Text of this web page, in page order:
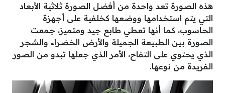
هذه الصورة تعد واحدة من أفضل الصورة ثلاثية الأبعاد
التي يتم استخدامها ووضعها كخلفية على أجهزة
الحاسوب، كما أنها تعطي طابع جيد ومتميز، جمعت
الصورة بين الطبيعة الجميلة والأرض الخضراء والشجر
الذي يحتوي على التفاح، الأمر الذي جعلها تبدو من الصور
الفريدة من نوعها.